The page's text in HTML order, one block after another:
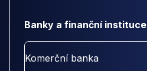
Banky a finanční instituce
Komerční banka